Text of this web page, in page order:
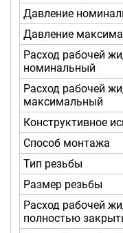
Давление
Давление
Расход рабочей
номинальный
Расход рабочей
максимальный
Конструктивное
Способ монтажа
Тип резьбы
Размер резьбы
Расход рабочей
полностью